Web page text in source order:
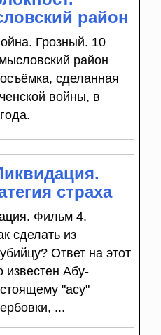
район
Грозный. 10
район
сделанная
войны, в
страха
Фильм 4.
сделать из
Ответ на этот
известен Абу-
"асу"
...